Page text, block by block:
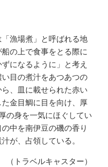
漁場煮」と呼ばれる地
の上で食事をとる際に
になるように」と考え
目の煮汁をあつあつの
、皿に載せられた赤い
金目鯛に目を向け、厚
の身を一気にほぐしてい
中を南伊豆の磯の香り
が、占領している。
（トラベルキャスター）